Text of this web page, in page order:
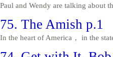
Paul and Wendy are talking about
75. The Amish p.1
In the heart of America， in the